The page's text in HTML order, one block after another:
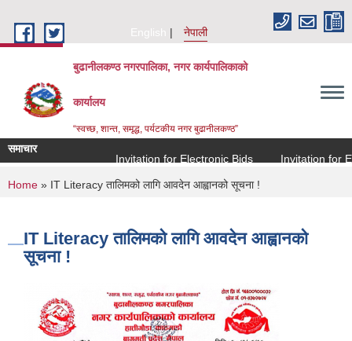
English
नेपाली
बुढानीलकण्ठ नगरपालिका, नगर कार्यपालिकाको
कार्यालय
“स्वच्छ, शान्त, समृद्ध, पर्यटकीय नगर बुढानीलकण्ठ”
समाचार
Invitation for Electronic Bids
Invitation for
You are here
Home » IT Literacy तालिमको लागि आवदेन आह्वानको सूचना !
IT Literacy तालिमको लागि आवदेन आह्वानको
सूचना !